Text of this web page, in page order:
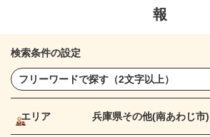
報
検索条件の設定
エリア 兵庫県その他(南あわじ市)